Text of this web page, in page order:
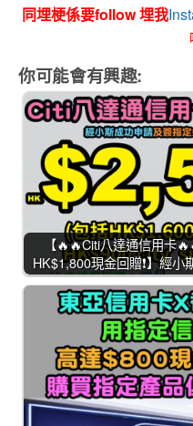
同埋梗係要follow 埋我
你可能會有興趣:
【🔥🔥Citi八達通信用卡
HK$1,800現金回贈❗】經